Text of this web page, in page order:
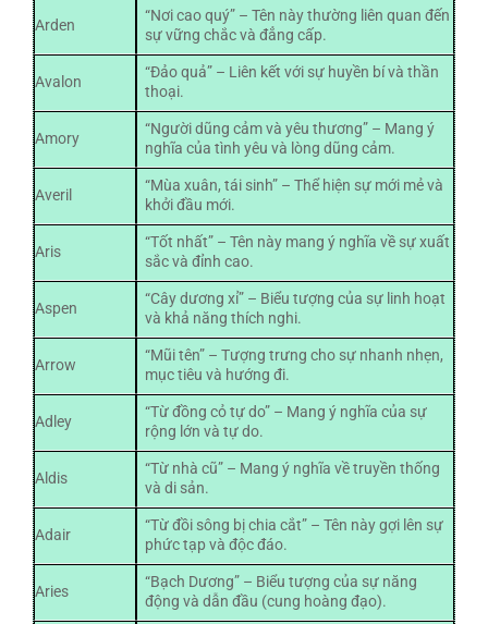
Arden
“Nơi cao quý” – Tên này thường liên quan đến
sự vững chắc và đẳng cấp.
Avalon
“Đảo quả” – Liên kết với sự huyền bí và thần
thoại.
Amory
“Người dũng cảm và yêu thương” – Mang ý
nghĩa của tình yêu và lòng dũng cảm.
Averil
“Mùa xuân, tái sinh” – Thể hiện sự mới mẻ và
khởi đầu mới.
Aris
“Tốt nhất” – Tên này mang ý nghĩa về sự xuất
sắc và đỉnh cao.
Aspen
“Cây dương xỉ” – Biểu tượng của sự linh hoạt
và khả năng thích nghi.
Arrow
“Mũi tên” – Tượng trưng cho sự nhanh nhẹn,
mục tiêu và hướng đi.
Adley
“Từ đồng cỏ tự do” – Mang ý nghĩa của sự
rộng lớn và tự do.
Aldis
“Từ nhà cũ” – Mang ý nghĩa về truyền thống
và di sản.
Adair
“Từ đồi sông bị chia cắt” – Tên này gợi lên sự
phức tạp và độc đáo.
Aries
“Bạch Dương” – Biểu tượng của sự năng
động và dẫn đầu (cung hoàng đạo).